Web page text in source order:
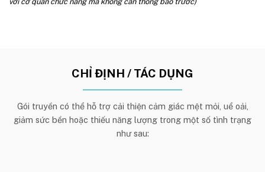
CHỈ ĐỊNH / TÁC DỤNG
Gói truyền có thể hỗ trợ cải thiện cảm giác mệt mỏi, uể oải,
giảm sức bền hoặc thiếu năng lượng trong một số tình trạng
như sau: